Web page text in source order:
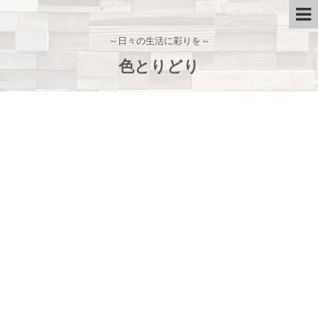
～日々の生活に彩りを～
色とりどり